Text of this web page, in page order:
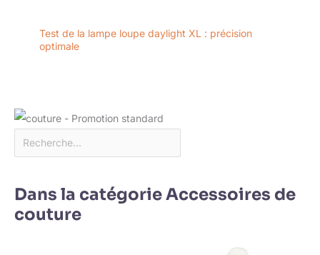
Test de la lampe loupe daylight XL : précision
optimale
Dans la catégorie Accessoires de
couture